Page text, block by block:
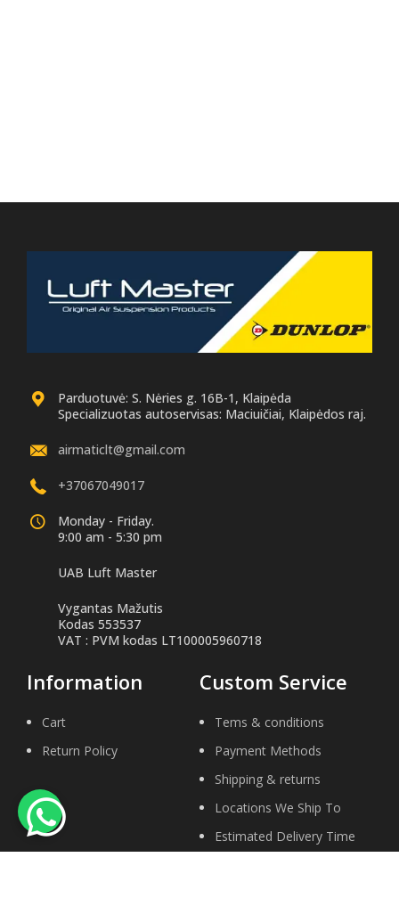
Parduotuvė: S. Nėries g. 16B-1, Klaipėda
Specializuotas autoservisas: Maciuičiai, Klaipėdos raj.
airmaticlt@gmail.com
+37067049017
Monday - Friday.
9:00 am - 5:30 pm
UAB Luft Master
Vygantas Mažutis
Kodas 553537
VAT : PVM kodas LT100005960718
Information
Cart
Return Policy
Custom Service
Tems & conditions
Payment Methods
Shipping & returns
Locations We Ship To
Estimated Delivery Time